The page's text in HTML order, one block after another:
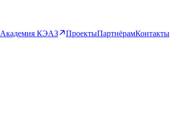
Академия КЭАЗ ПроектыПартнёрамКонтакты